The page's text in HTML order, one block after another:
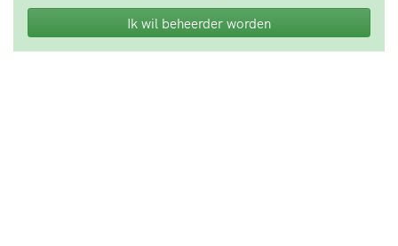
Ik wil beheerder worden